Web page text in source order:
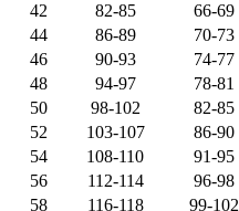
42
82-85 66-69
44
86-89 70-73
46
90-93 74-77
48
94-97 78-81
50
98-102 82-85
52
103-107 86-90
54
108-110 91-95
56
112-114 96-98
58
116-118 99-102